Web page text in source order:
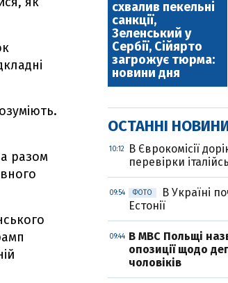
разом
схвалив пекельні
санкції,
Зеленський у
Сербії, Сійярто
загрожує тюрма:
новини дня
ОСТАННІ
10:12
В Єврокомісії
перевірки
09:54 ФОТО
В Україні
Естонії
09:44 В МВС Польщі
опозиції щодо
чоловіків